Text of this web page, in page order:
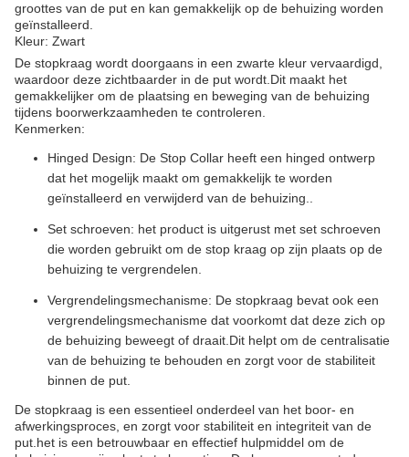
groottes van de put en kan gemakkelijk op de behuizing worden
geïnstalleerd.
Kleur: Zwart
De stopkraag wordt doorgaans in een zwarte kleur vervaardigd,
waardoor deze zichtbaarder in de put wordt.Dit maakt het
gemakkelijker om de plaatsing en beweging van de behuizing
tijdens boorwerkzaamheden te controleren.
Kenmerken:
Hinged Design: De Stop Collar heeft een hinged ontwerp
dat het mogelijk maakt om gemakkelijk te worden
geïnstalleerd en verwijderd van de behuizing..
Set schroeven: het product is uitgerust met set schroeven
die worden gebruikt om de stop kraag op zijn plaats op de
behuizing te vergrendelen.
Vergrendelingsmechanisme: De stopkraag bevat ook een
vergrendelingsmechanisme dat voorkomt dat deze zich op
de behuizing beweegt of draait.Dit helpt om de centralisatie
van de behuizing te behouden en zorgt voor de stabiliteit
binnen de put.
De stopkraag is een essentieel onderdeel van het boor- en
afwerkingsproces, en zorgt voor stabiliteit en integriteit van de
put.het is een betrouwbaar en effectief hulpmiddel om de